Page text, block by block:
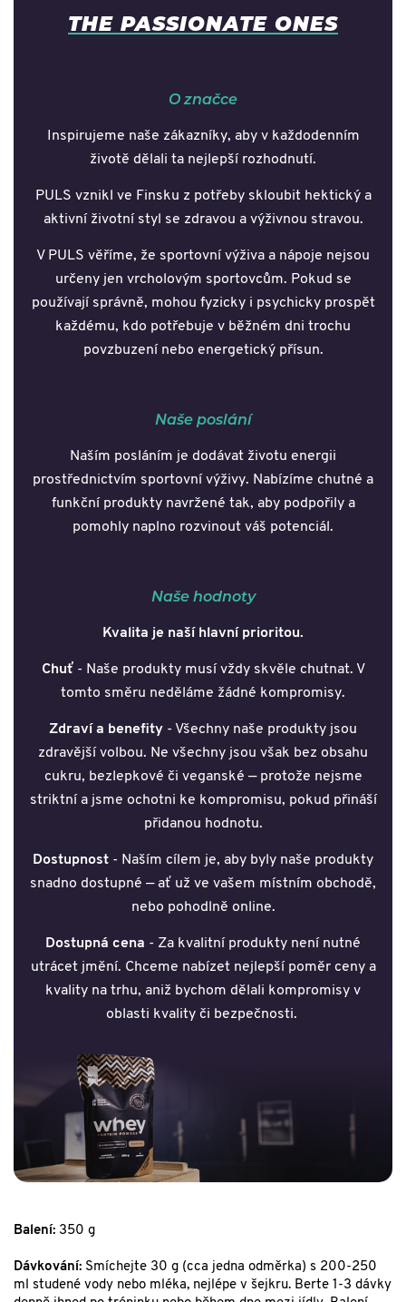
THE PASSIONATE ONES
O značce
Inspirujeme naše zákazníky, aby v každodenním
životě dělali ta nejlepší rozhodnutí.
PULS vznikl ve Finsku z potřeby skloubit hektický a
aktivní životní styl se zdravou a výživnou stravou.
V PULS věříme, že sportovní výživa a nápoje nejsou
určeny jen vrcholovým sportovcům. Pokud se
používají správně, mohou fyzicky i psychicky prospět
každému, kdo potřebuje v běžném dni trochu
povzbuzení nebo energetický přísun.
Naše poslání
Naším posláním je dodávat životu energii
prostřednictvím sportovní výživy. Nabízíme chutné a
funkční produkty navržené tak, aby podpořily a
pomohly naplno rozvinout váš potenciál.
Naše hodnoty
Kvalita je naší hlavní prioritou.
Chuť - Naše produkty musí vždy skvěle chutnat. V
tomto směru neděláme žádné kompromisy.
Zdraví a benefity - Všechny naše produkty jsou
zdravější volbou. Ne všechny jsou však bez obsahu
cukru, bezlepkové či veganské — protože nejsme
striktní a jsme ochotni ke kompromisu, pokud přináší
přidanou hodnotu.
Dostupnost - Naším cílem je, aby byly naše produkty
snadno dostupné — ať už ve vašem místním obchodě,
nebo pohodlně online.
Dostupná cena - Za kvalitní produkty není nutné
utrácet jmění. Chceme nabízet nejlepší poměr ceny a
kvality na trhu, aniž bychom dělali kompromisy v
oblasti kvality či bezpečnosti.
Balení: 350 g
Dávkování: Smíchejte 30 g (cca jedna odměrka) s 200-250
ml studené vody nebo mléka, nejlépe v šejkru. Berte 1-3 dávky